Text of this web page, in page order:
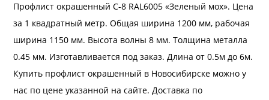
Профлист окрашенный С-8 RAL6005 «Зеленый мох». Цена
за 1 квадратный метр. Общая ширина 1200 мм, рабочая
ширина 1150 мм. Высота волны 8 мм. Толщина металла
0.45 мм. Изготавливается под заказ. Длина от 0.5м до 6м.
Купить профлист окрашенный в Новосибирске можно у
нас по цене указанной на сайте.Доставка по